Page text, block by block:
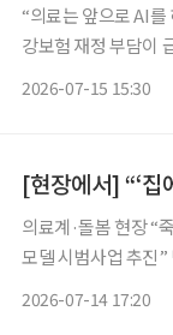
“의료는 앞으로 AI를 하지
강보험 재정 부담이
2026-07-15 15:30
[현장에서] “‘집
의료계·돌봄 현장 “죽음보다 돌
모델 시범사업 추진” 병원이 아닌 ‘내가 살아가는 집’에서 가족과 함께 삶의 마지막을 맞는 ‘재
2026-07-14 17:20